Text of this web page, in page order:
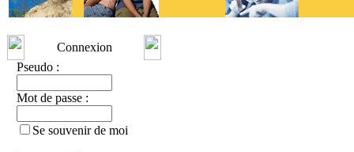
Connexion
Pseudo :
Mot de passe :
Se souvenir de moi